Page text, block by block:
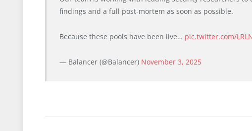
findings and a full post-mortem as soon as possible.
Because these pools have been live… pic.twitter.com/
— Balancer (@Balancer) November 3, 2025